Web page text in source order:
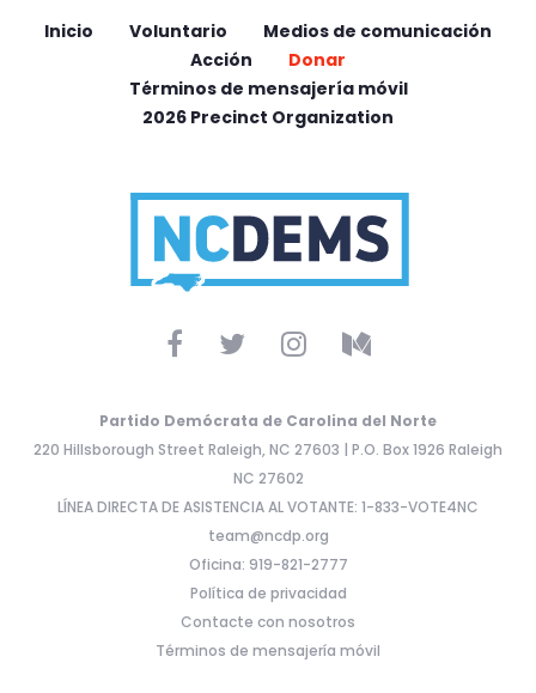
Inicio Voluntario
Medios de comunicación
Acción
Donar
Términos de mensajería móvil
2026 Precinct Organization
Partido Demócrata de Carolina del Norte
220 Hillsborough Street Raleigh, NC 27603 | P.O. Box 1926 Raleigh
NC 27602
LÍNEA DIRECTA DE ASISTENCIA AL VOTANTE: 1-833-VOTE4NC
team@ncdp.org
Oficina: 919-821-2777
Política de privacidad
Contacte con nosotros
Términos de mensajería móvil